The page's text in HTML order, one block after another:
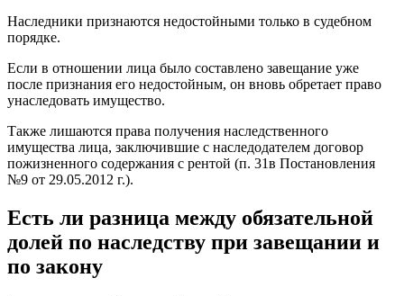
Наследники признаются недостойными только в судебном
порядке.
Если в отношении лица было составлено завещание уже
после признания его недостойным, он вновь обретает право
унаследовать имущество.
Также лишаются права получения наследственного
имущества лица, заключившие с наследодателем договор
пожизненного содержания с рентой (п. 31в Постановления
№9 от 29.05.2012 г.).
Есть ли разница между обязательной
долей по наследству при завещании и
по закону